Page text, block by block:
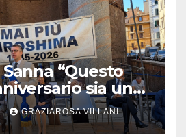
“Questo
sia un
tutti”
GRAZIAROSA VILLANI